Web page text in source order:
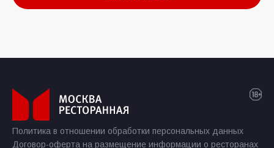
Политика в отношении обработки персональных данных
Договор-оферта на размещение информации о ресторанах